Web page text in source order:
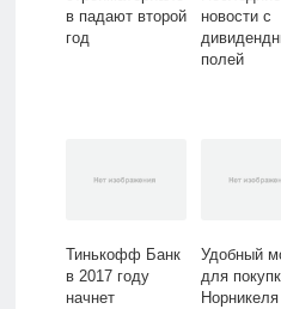
в падают второй
год
новости с
полей
Тинькофф Банк
в 2017 году
начнет
Удобный
для
Норникеля